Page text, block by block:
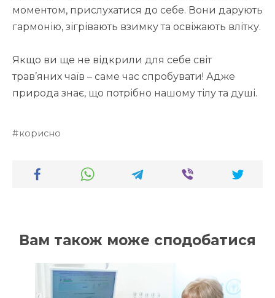
моментом, прислухатися до себе. Вони дарують
гармонію, зігрівають взимку та освіжають влітку.
Якщо ви ще не відкрили для себе світ
трав’яних чаїв – саме час спробувати! Адже
природа знає, що потрібно нашому тілу та душі.
корисно
Вам також може сподобатися